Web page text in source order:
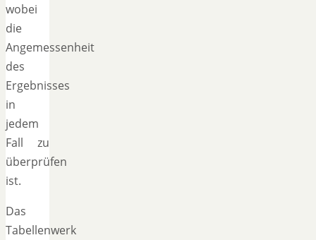
wobei
die
Angemessenheit
des
Ergebnisses
in
jedem
Fall zu
überprüfen
ist.
Das
Tabellenwerk